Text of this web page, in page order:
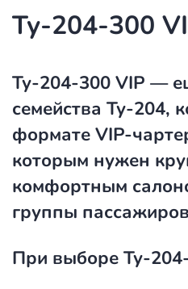
Ту-204-300
Ту-204-300 VIP —
семейства Ту-204,
формате VIP-
которым нужен
комфортным
группы
При выборе Ту-